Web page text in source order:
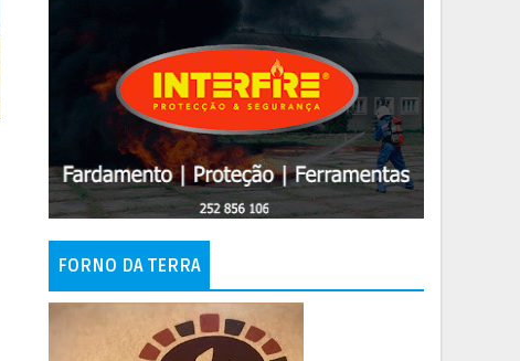
FORNO DA TERRA